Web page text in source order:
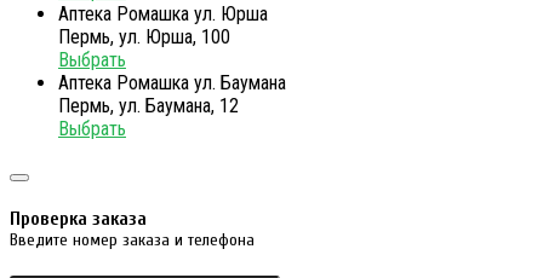
Аптека Ромашка ул. Юрша
Пермь, ул. Юрша, 100
Выбрать
Аптека Ромашка ул. Баумана
Пермь, ул. Баумана, 12
Выбрать
Проверка заказа
Введите номер заказа и телефона